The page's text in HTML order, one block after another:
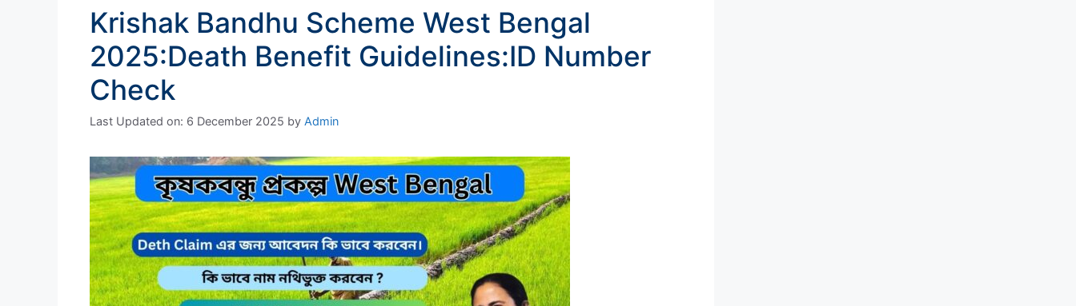
Krishak Bandhu Scheme West Bengal
2025:Death Benefit Guidelines:ID Number
Check
Last Updated on: 6 December 2025 by Admin